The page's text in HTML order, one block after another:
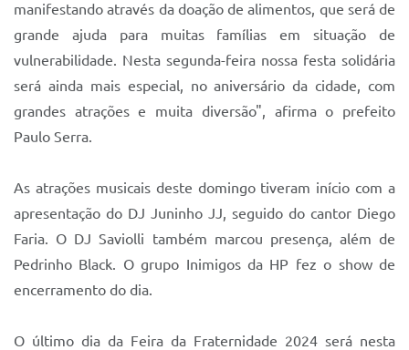
manifestando através da doação de alimentos, que será de
grande ajuda para muitas famílias em situação de
vulnerabilidade. Nesta segunda-feira nossa festa solidária
será ainda mais especial, no aniversário da cidade, com
grandes atrações e muita diversão", afirma o prefeito
Paulo Serra.
As atrações musicais deste domingo tiveram início com a
apresentação do DJ Juninho JJ, seguido do cantor Diego
Faria. O DJ Saviolli também marcou presença, além de
Pedrinho Black. O grupo Inimigos da HP fez o show de
encerramento do dia.
O último dia da Feira da Fraternidade 2024 será nesta